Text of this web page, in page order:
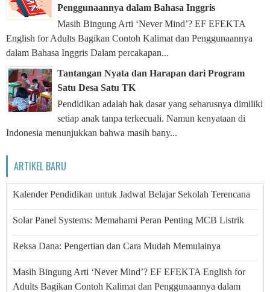
Penggunaannya dalam Bahasa Inggris
Masih Bingung Arti ‘Never Mind’? EF EFEKTA
English for Adults Bagikan Contoh Kalimat dan Penggunaannya
dalam Bahasa Inggris Dalam percakapan...
Tantangan Nyata dan Harapan dari Program
Satu Desa Satu TK
Pendidikan adalah hak dasar yang seharusnya dimiliki
setiap anak tanpa terkecuali. Namun kenyataan di
Indonesia menunjukkan bahwa masih bany...
ARTIKEL BARU
Kalender Pendidikan untuk Jadwal Belajar Sekolah Terencana
Solar Panel Systems: Memahami Peran Penting MCB Listrik
Reksa Dana: Pengertian dan Cara Mudah Memulainya
Masih Bingung Arti ‘Never Mind’? EF EFEKTA English for
Adults Bagikan Contoh Kalimat dan Penggunaannya dalam